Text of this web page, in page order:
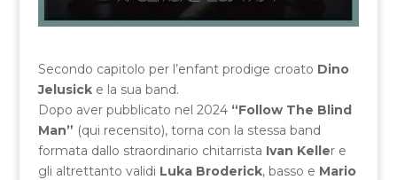
Secondo capitolo per l’enfant prodige croato Dino
Jelusicke la sua band.
Dopo aver pubblicato nel 2024 “Follow The Blind
Man” (qui recensito), torna con la stessa band
formata dallo straordinario chitarrista Ivan Keller e
gli altrettanto validi Luka Broderick, basso e Mario